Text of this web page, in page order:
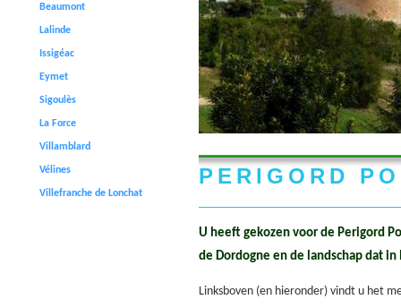
Beaumont
Lalinde
Issigéac
Eymet
Sigoulès
La Force
Villamblard
Vélines
Villefranche de Lonchat
PERIGORD
U heeft gekozen voor de Perigord
de Dordogne en de landschap dat
Linksboven (en hieronder) vindt u het